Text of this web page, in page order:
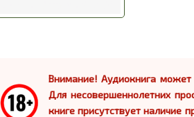
Внимание! Аудиокнига может
Для несовершеннолетних
книге присутствует наличие